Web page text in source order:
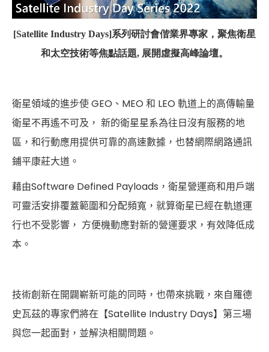
[Satellite Industry Days]系列研討會偕業界專家，聚焦衛星
和太空技術等焦點話題, 展開虛擬高峰論壇。
衛星領域的進步使 GEO、MEO 和 LEO 軌道上的高傳輸量
衛星不再遙不可及， 新的衛星星系為往日沒有服務的地
區，和行動應用提供可靠的高速數據，也替網際網路通訊
鋪平康莊大道。
藉由Software Defined Payloads，衛星營運商和用戶端
可靈活安排覆蓋範圍和分配頻寬，就算衛星已經在軌道運
行也不受影響， 方便機動應對新的營運要求，有效降低成
本。
技術創新在開闢嶄新可能的同時，也帶來挑戰，來自羅德
史瓦茲的專家們將在【Satellite Industry Days】第三場
與您一起面對，並解決相關問題。